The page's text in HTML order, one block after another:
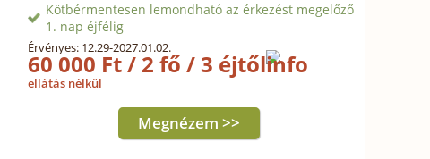
Kötbérmentesen lemondható az érkezést megelőző
1. nap éjfélig
Érvényes: 12.29-2027.01.02.
60 000 Ft / 2 fő / 3 éjtől
ellátás nélkül
Megnézem >>